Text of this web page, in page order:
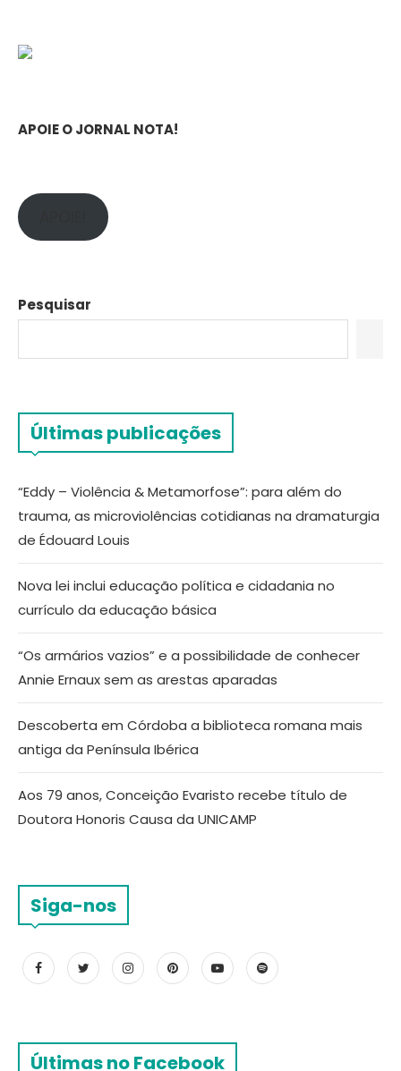
APOIE O JORNAL NOTA!
Pesquisar
Últimas publicações
“Eddy – Violência & Metamorfose”: para além do
trauma, as microviolências cotidianas na dramaturgia
de Édouard Louis
Nova lei inclui educação política e cidadania no
currículo da educação básica
“Os armários vazios” e a possibilidade de conhecer
Annie Ernaux sem as arestas aparadas
Descoberta em Córdoba a biblioteca romana mais
antiga da Península Ibérica
Aos 79 anos, Conceição Evaristo recebe título de
Doutora Honoris Causa da UNICAMP
Siga-nos
Últimas no Facebook